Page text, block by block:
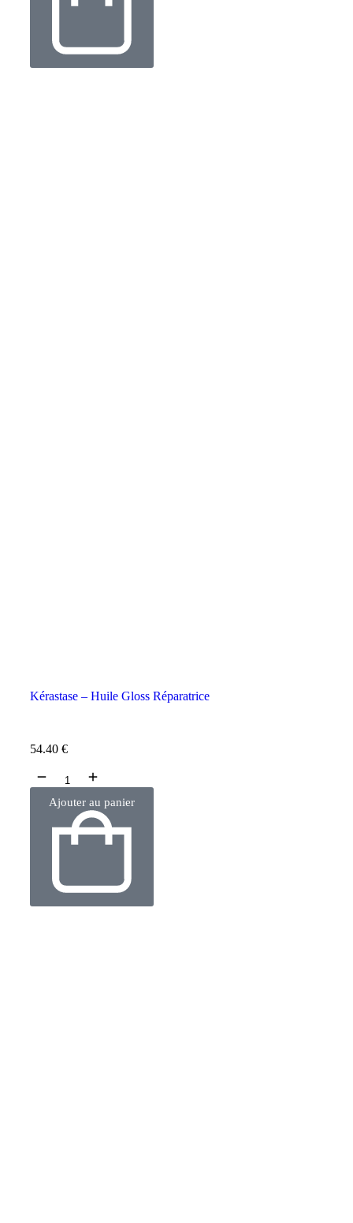
Kérastase – Huile Gloss Réparatrice
54.40 €
Ajouter au panier